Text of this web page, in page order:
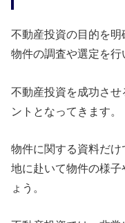
不動産投資の目的を
物件の調査や選定を行
不動産投資を成功さ
ントとなってきます。
物件に関する資料だ
地に赴いて物件の様
ょう。